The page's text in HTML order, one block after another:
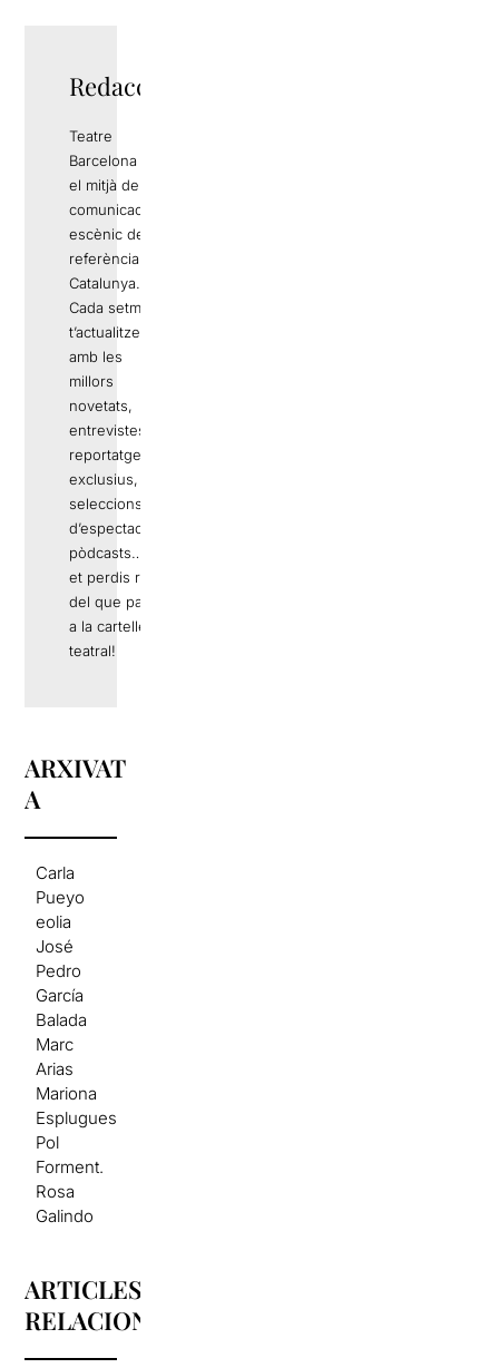
Redacció
Teatre
Barcelona és
el mitjà de
comunicació
escènic de
referència a
Catalunya.
Cada setmana
t’actualitzem
amb les
millors
novetats,
entrevistes,
reportatges
exclusius,
seleccions
d’espectacles,
pòdcasts… No
et perdis res
del que passa
a la cartellera
teatral!
ARXIVAT
A
Carla
Pueyo
eolia
José
Pedro
García
Balada
Marc
Arias
Mariona
Esplugues
Pol
Forment.
Rosa
Galindo
ARTICLES
RELACIONATS